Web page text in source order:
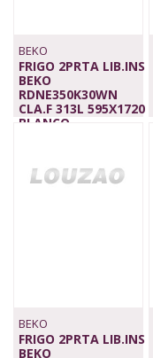
BEKO
FRIGO 2PRTA LIB.INS
BEKO
RDNE350K30WN
CLA.F 313L 595X1720
BLANCO
BEKO
FRIGO 2PRTA LIB.INS
BEKO